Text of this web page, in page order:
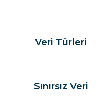
Veri Türleri
Sınırsız Veri